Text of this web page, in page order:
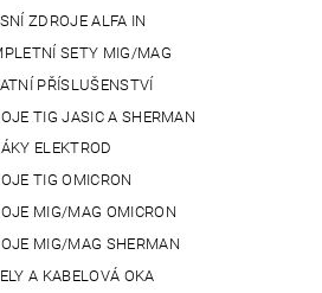
ZDROJE ALFA IN
SETY MIG/MAG
PŘÍSLUŠENSTVÍ
TIG JASIC A SHERMAN
ELEKTROD
TIG OMICRON
MIG/MAG OMICRON
MIG/MAG SHERMAN
A KABELOVÁ OKA